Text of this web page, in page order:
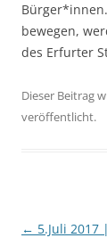
bewegen,
des Erfurter
Dieser Beitrag
veröffentlicht.
← 5.Juli 2017 |